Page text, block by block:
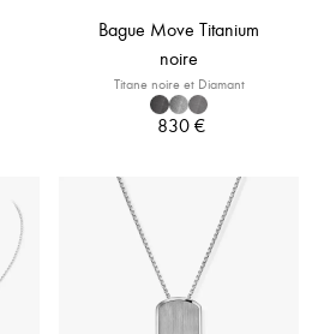
Bague Move Titanium
noire
Titane noire et Diamant
830 €